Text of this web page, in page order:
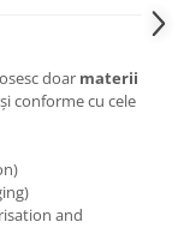
doar materii
conforme cu cele
and